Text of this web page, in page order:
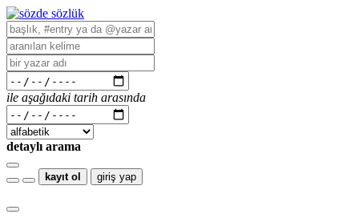
ile aşağıdaki tarih arasında
detaylı arama
kayıt ol giriş yap